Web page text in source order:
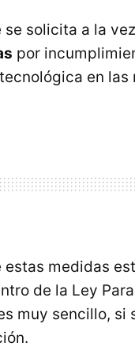
se solicita a la
por
en
estas medidas
de la Ley
muy sencillo, si